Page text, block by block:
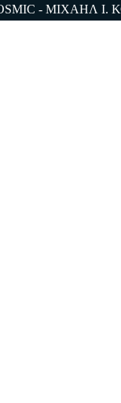
- ΜΙΧΑΗΛ Ι.